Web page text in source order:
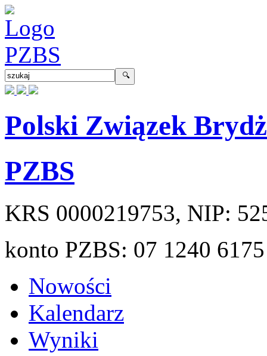
Polski Związek
PZBS
KRS 0000219753, NIP:
konto PZBS: 07 1240
Nowości
Kalendarz
Wyniki